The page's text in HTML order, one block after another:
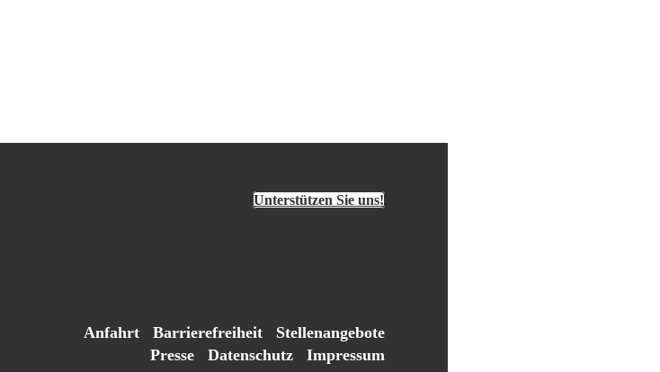
Unterstützen Sie uns!
Anfahrt Barrierefreiheit
Stellenangebote
Presse
Datenschutz Impressum